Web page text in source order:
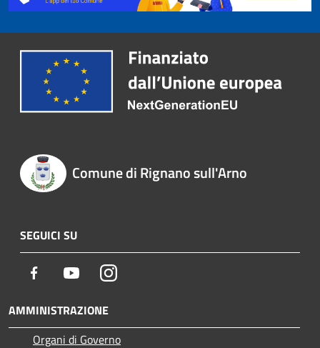
Comune di Rignano sull'Arno
SEGUICI SU
Facebook YoutubeInstagram
AMMINISTRAZIONE
Organi di Governo